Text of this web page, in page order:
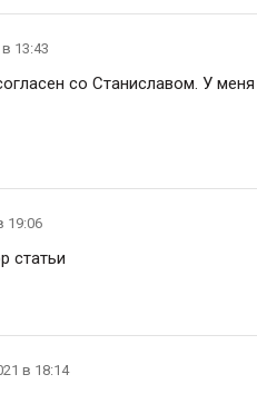
13:43
со Станиславом. У меня
19:06
статьи
в 18:14